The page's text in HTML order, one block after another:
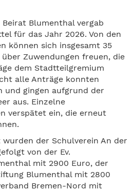
Blumenthal vergab
für das Jahr 2026. Von den
können sich insgesamt 35
über Zuwendungen freuen, die
dem Stadtteilgremium
alle Anträge konnten
und gingen aufgrund der
aus. Einzelne
verspätet ein, die erneut
der Schulverein An der
von der Ev.
mit 2900 Euro, der
Blumenthal mit 2800
Bremen-Nord mit